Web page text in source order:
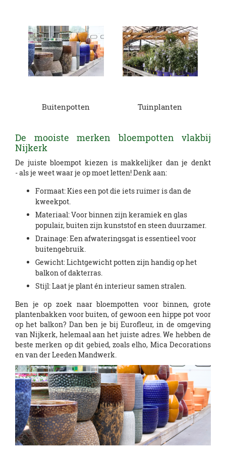
Buitenpotten Tuinplanten
De mooiste merken bloempotten vlakbij
Nijkerk
De juiste bloempot kiezen is makkelijker dan je denkt
- als je weet waar je op moet letten! Denk aan:
Formaat: Kies een pot die iets ruimer is dan de
kweekpot.
Materiaal: Voor binnen zijn keramiek en glas
populair, buiten zijn kunststof en steen duurzamer.
Drainage: Een afwateringsgat is essentieel voor
buitengebruik.
Gewicht: Lichtgewicht potten zijn handig op het
balkon of dakterras.
Stijl: Laat je plant én interieur samen stralen.
Ben je op zoek naar bloempotten voor binnen, grote
plantenbakken voor buiten, of gewoon een hippe pot voor
op het balkon? Dan ben je bij Eurofleur, in de omgeving
van Nijkerk, helemaal aan het juiste adres. We hebben de
beste merken op dit gebied, zoals elho, Mica Decorations
en van der Leeden Mandwerk.